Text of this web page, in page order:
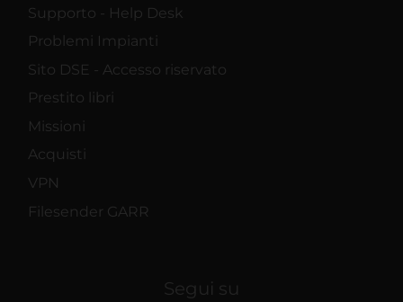
Supporto - Help Desk
Problemi Impianti
Sito DSE - Accesso riservato
Prestito libri
Missioni
Acquisti
VPN
Filesender GARR
Segui su